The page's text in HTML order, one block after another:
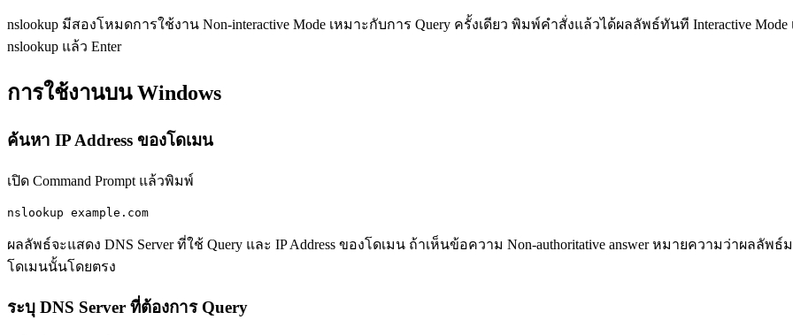
nslookup มีสองโหมดการใช้งาน Non-interactive Mode เหมาะกับการ Query ครั้งเดียว พิมพ์คำสั่งแล้วได้ผลลัพธ์ทันที Interactive
nslookup แล้ว Enter
การใช้งานบน Windows
ค้นหา IP Address ของโดเมน
เปิด Command Prompt แล้วพิมพ์
nslookup example.com
ผลลัพธ์จะแสดง DNS Server ที่ใช้ Query และ IP Address ของโดเมน ถ้าเห็นข้อความ Non-authoritative answer หมายความว่าผลลัพ
โดเมนนั้นโดยตรง
ระบุ DNS Server ที่ต้องการ Query